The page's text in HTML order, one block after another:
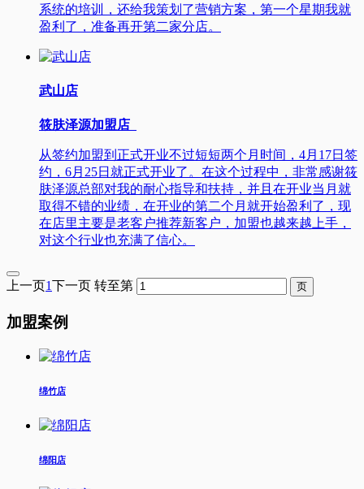
系统的培训，还给我策划了营销方案，第一个星期我就
盈利了，准备再开第二家分店。
武山店
筱肤泽源加盟店
从签约加盟到正式开业不过短短两个月时间，4月17日签
约，6月25日就正式开业了。在这个过程中，非常感谢筱
肤泽源总部对我的耐心指导和扶持，并且在开业当月就
取得不错的业绩，在开业的第二个月就开始盈利了，现
在店里主要是老客户推荐新客户，加盟也越来越上手，
对这个行业也充满了信心。
上一页1下一页 转至第
加盟案例
绵竹店
绵阳店